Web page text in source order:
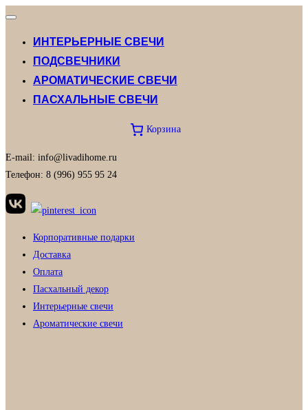
Переключатель
ИНТЕРЬЕРНЫЕ СВЕЧИ
ПОДСВЕЧНИКИ
АРОМАТИЧЕСКИЕ СВЕЧИ
ПАСХАЛЬНЫЕ СВЕЧИ
Корзина
E-mail: info@livadihome.ru
Телефон: 8 (996) 955 95 24
Корпоративные подарки
Доставка
Оплата
Пасхальный декор
Интерьерные свечи
Ароматические свечи